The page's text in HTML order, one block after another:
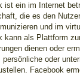
ist ein im Internet
die es den
und im
kann als Plattform
dienen oder
persönliche oder
Facebook